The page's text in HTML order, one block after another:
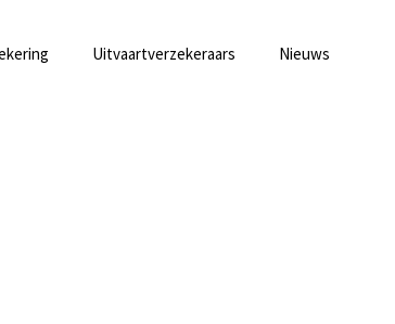
Uitvaartverzekeraars Nieuws